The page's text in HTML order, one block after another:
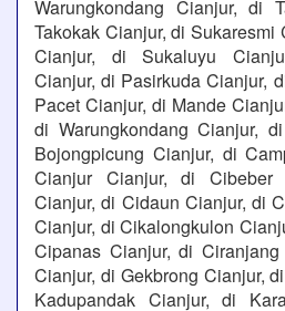
Warungkondang Cianjur, di
Takokak Cianjur, di Sukaresmi
Cianjur, di Sukaluyu
Cianjur, di Pasirkuda Cianjur,
Pacet Cianjur, di Mande
di Warungkondang Cianjur,
Bojongpicung Cianjur, di
Cianjur Cianjur, di Cibeber
Cianjur, di Cidaun Cianjur, di
Cianjur, di Cikalongkulon
Cipanas Cianjur, di
Cianjur, di Gekbrong Cianjur,
Kadupandak Cianjur, di